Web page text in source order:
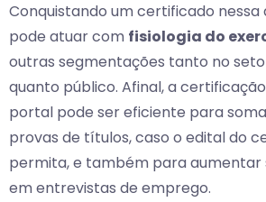
Conquistando um certificado nessa
pode atuar com fisiologia do
outras segmentações tanto no
quanto público. Afinal, a
portal pode ser eficiente para
provas de títulos, caso o edital do
permita, e também para aumentar
em entrevistas de emprego.